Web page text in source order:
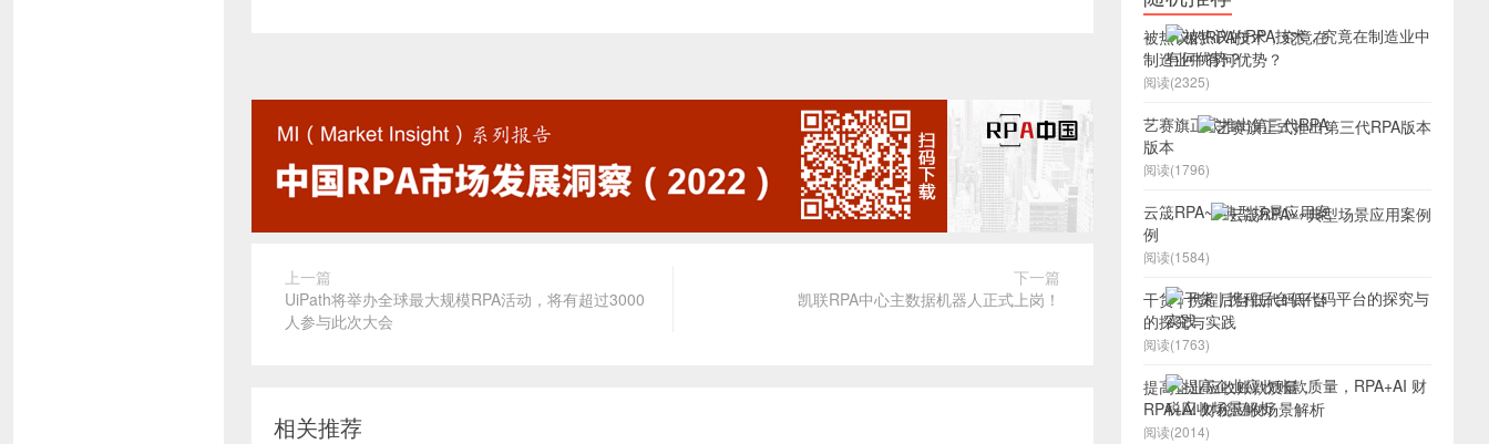
上一篇
UiPath将举办全球最大规模RPA活动，将有超过3000
人参与此次大会
下一篇
凯联RPA中心主数据机器人正式上岗！
相关推荐
被热议的RPA技术，究竟在
制造业中有何优势？
阅读(2325)
艺赛旗正式推出第三代RPA
版本
阅读(1796)
云筬RPA~~典型场景应用案
例
阅读(1584)
干货 | 携程后台低代码平台
的探究与实践
阅读(1763)
提高企业应收账款质量，
RPA+AI 财税应收场景解析
阅读(2014)